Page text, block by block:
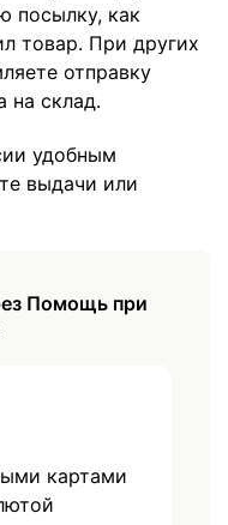
посылку, как
товар. При других
отправку
на склад.
удобным
выдачи или
Помощь при
картами